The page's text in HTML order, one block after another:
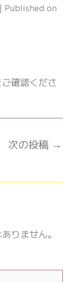
Published on
確認くださ
次の投稿 →
りません。